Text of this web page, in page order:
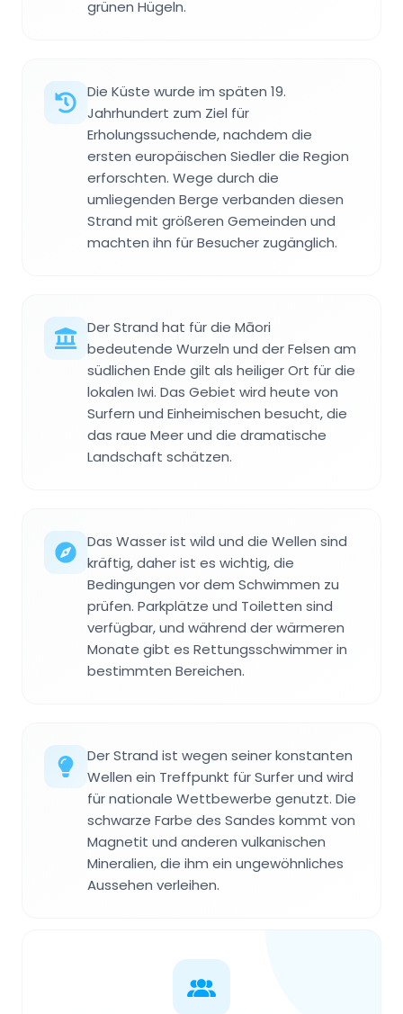
grünen Hügeln.
Die Küste wurde im späten 19.
Jahrhundert zum Ziel für
Erholungssuchende, nachdem die
ersten europäischen Siedler die Region
erforschten. Wege durch die
umliegenden Berge verbanden diesen
Strand mit größeren Gemeinden und
machten ihn für Besucher zugänglich.
Der Strand hat für die Māori
bedeutende Wurzeln und der Felsen am
südlichen Ende gilt als heiliger Ort für die
lokalen Iwi. Das Gebiet wird heute von
Surfern und Einheimischen besucht, die
das raue Meer und die dramatische
Landschaft schätzen.
Das Wasser ist wild und die Wellen sind
kräftig, daher ist es wichtig, die
Bedingungen vor dem Schwimmen zu
prüfen. Parkplätze und Toiletten sind
verfügbar, und während der wärmeren
Monate gibt es Rettungsschwimmer in
bestimmten Bereichen.
Der Strand ist wegen seiner konstanten
Wellen ein Treffpunkt für Surfer und wird
für nationale Wettbewerbe genutzt. Die
schwarze Farbe des Sandes kommt von
Magnetit und anderen vulkanischen
Mineralien, die ihm ein ungewöhnliches
Aussehen verleihen.